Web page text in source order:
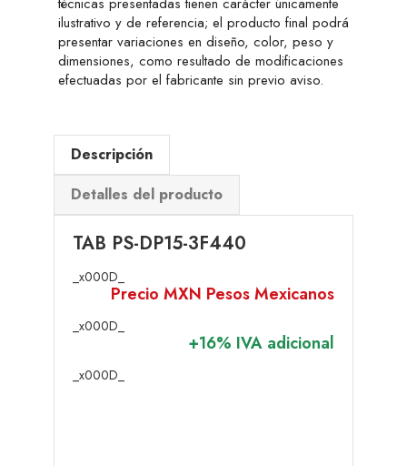
ilustrativo y de referencia; el producto final podrá
presentar variaciones en diseño, color, peso y
dimensiones, como resultado de modificaciones
efectuadas por el fabricante sin previo aviso.
Descripción
Detalles del producto
TAB PS-DP15-3F440
_x000D_
Precio MXN Pesos Mexicanos
_x000D_
+16% IVA adicional
_x000D_